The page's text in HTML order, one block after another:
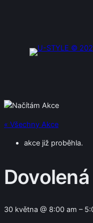
« Všechny Akce
akce již proběhla.
Dovolená
30 května @ 8:00 am –